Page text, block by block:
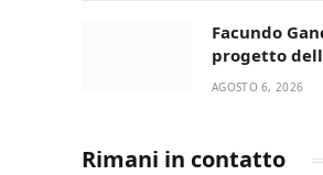
Facundo
progetto
Soccer Team
AGOSTO 6, 2026
Rimani in contatto